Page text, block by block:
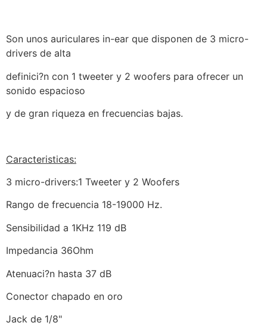
Son unos auriculares in-ear que disponen de 3 micro-
drivers de alta
definici?n con 1 tweeter y 2 woofers para ofrecer un
sonido espacioso
y de gran riqueza en frecuencias bajas.
Caracteristicas:
3 micro-drivers:1 Tweeter y 2 Woofers
Rango de frecuencia 18-19000 Hz.
Sensibilidad a 1KHz 119 dB
Impedancia 36Ohm
Atenuaci?n hasta 37 dB
Conector chapado en oro
Jack de 1/8"